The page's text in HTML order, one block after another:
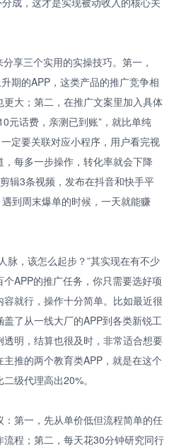
享三个实用的实操技巧。第一，
期的APP，这类产品的推广竞争相
大；第二，在推广文案里加入具体
元话费，亲测已到账”，就比单纯
定要关联对应小程序，用户看完视
每多一步操作，转化率就会下降
辑3条视频，发布在抖音和快手平
到周末爆单的时候，一天就能赚
脉，该怎么起步？”其实现在有不少
APP的推广任务，你只需要选好项
就行，操作十分简单。比如最近很
了从一线大厂的APP到各类新锐工
明，结算也很及时，非常适合想要
推的两个教育类APP，就是在这个
级代理高出20%。
第一，先从单价低但流程简单的任
程；第二，每天花30分钟研究同行